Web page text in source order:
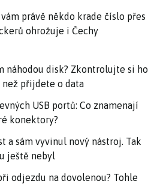
právě někdo krade číslo přes
ohrožuje i Čechy
náhodou disk? Zkontrolujte si ho
než přijdete o data
USB portů: Co znamenají
konektory?
a sám vyvinul nový nástroj. Tak
ještě nebyl
odjezdu na dovolenou? Tohle